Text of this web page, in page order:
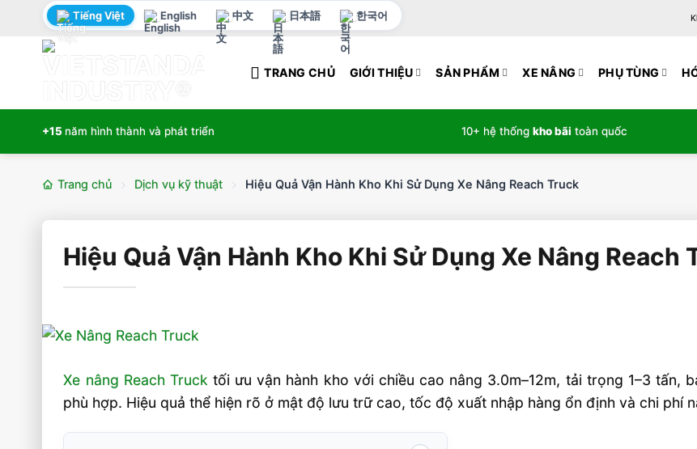
Tiếng Việt English 中文 日本語 한국어
TRANG CHỦ GIỚI THIỆU SẢN PHẨM XE NÂNG PHỤ TÙNG
+15 năm hình thành và phát triển 10+ hệ thống kho bãi toàn quốc
Trang chủ Dịch vụ kỹ thuật Hiệu Quả Vận Hành Kho Khi Sử Dụng Xe Nâng Reach Truck
Hiệu Quả Vận Hành Kho Khi Sử Dụng Xe Nâng Reach
Xe nâng Reach Truck tối ưu vận hành kho với chiều cao nâng 3.0m–12m, tải trọng 1–3 tấn,
phù hợp. Hiệu quả thể hiện rõ ở mật độ lưu trữ cao, tốc độ xuất nhập hàng ổn định và chi phí